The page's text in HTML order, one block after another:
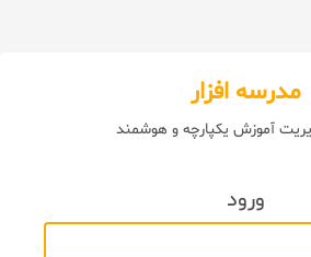
مدرسه افزار
آموزش یکپارچه و هوشمند
ورود